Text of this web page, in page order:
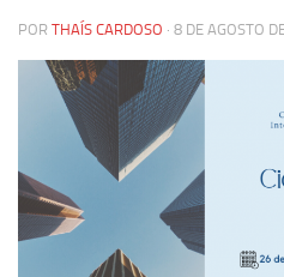
Cátedras
Pesquisa
Grupos de Estudo
Carreira Docente de
Ciência, Arte, Educação
Grupo de Estudos
POR THAÍS CARDOSO · 8 DE AGOSTO